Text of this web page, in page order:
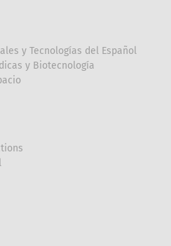
y Tecnologías del Español
y Biotecnología